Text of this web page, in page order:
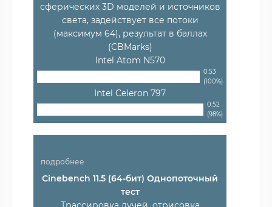
сферических 3D моделей и источников
света, задействует все потоки
(максимум 64), результат в баллах
(CBMarks)
Intel Atom N570
0.53
(100%)
Intel Celeron 797
0.52
(98%)
подробнее
Cinebench 11.5 (64-бит) Однопоточный
тест